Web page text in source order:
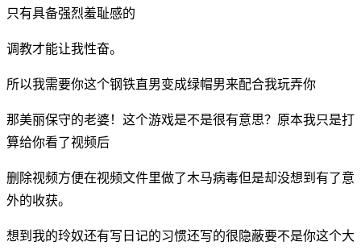
只有具备强烈羞耻感的
调教才能让我性奋。
所以我需要你这个钢铁直男变成绿帽男来配合我玩弄你
那美丽保守的老婆！这个游戏是不是很有意思？原本我只是打
算给你看了视频后
删除视频方便在视频文件里做了木马病毒但是却没想到有了意
外的收获。
想到我的玲奴还有写日记的习惯还写的很隐蔽要不是你这个大